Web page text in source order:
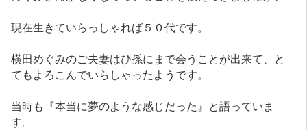
現在生きていらっしゃれば５０代です。
横田めぐみのご夫妻はひ孫にまで会うことが出来て、と
てもよろこんでいらしゃったようです。
当時も『本当に夢のような感じだった』と語っていま
す。